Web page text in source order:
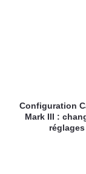
Configuration
Mark III :